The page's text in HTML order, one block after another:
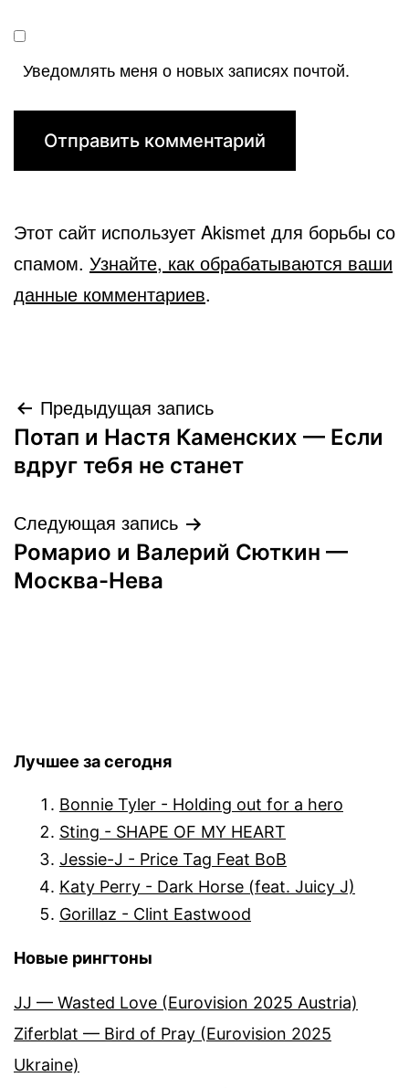
Уведомлять меня о новых записях почтой.
Этот сайт использует Akismet для борьбы со
спамом. Узнайте, как обрабатываются ваши
данные комментариев.
Навигация
по
Предыдущая запись
Потап и Настя Каменских — Если
вдруг тебя не станет
Следующая запись
Ромарио и Валерий Сюткин —
Москва-Нева
Лучшее за сегодня
Bonnie Tyler - Holding out for a hero
Sting - SHAPE OF MY HEART
Jessie-J - Price Tag Feat BoB
Katy Perry - Dark Horse (feat. Juicy J)
Gorillaz - Clint Eastwood
Новые рингтоны
JJ — Wasted Love (Eurovision 2025 Austria)
Ziferblat — Bird of Pray (Eurovision 2025
Ukraine)